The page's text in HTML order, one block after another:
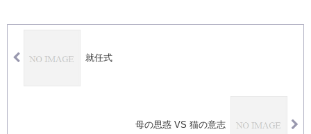
就任式
母の思惑 VS 猫の意志